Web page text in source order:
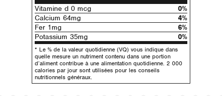
Vitamine d 0 mcg
0%
Calcium 64mg
4%
Fer 1mg
6%
Potassium 35mg
0%
* Le % de la valeur quotidienne (VQ) vous indique dans
quelle mesure un nutriment contenu dans une portion
d’aliment contribue à une alimentation quotidienne. 2 000
calories par jour sont utilisées pour les conseils
nutritionnels généraux.